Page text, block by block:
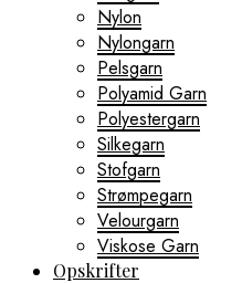
Nylon
Nylongarn
Pelsgarn
Polyamid Garn
Polyestergarn
Silkegarn
Stofgarn
Strømpegarn
Velourgarn
Viskose Garn
Opskrifter